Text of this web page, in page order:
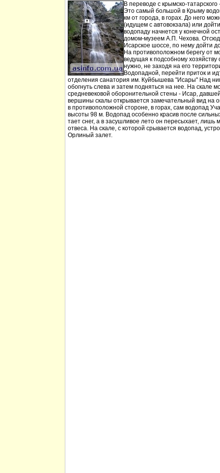
В переводе с крымско-
Это самый большой в Крыму
км от города, в горах. До него
(идущем с автовокзала) или
водопаду начнется у конечной
домом-музеем А.П. Чехова.
Исарское шоссе, по нему дойти
На противоположном берегу от
ведущая к подсобному
нужно, не заходя на его
Водопадной, перейти приток и
отделения санатория им. Куйбышева "Исары" Над
обогнуть слева и затем подняться на нее. На скале
средневековой оборонительной стены - Исар,
вершины скалы открывается замечательный вид на
в противоположной стороне, в горах, сам водопад
высоты 98 м. Водопад особенно красив после
тает снег, а в засушливое лето он пересыхает, лишь
отвеса. На скале, с которой срывается водопад,
Орлиный залет.